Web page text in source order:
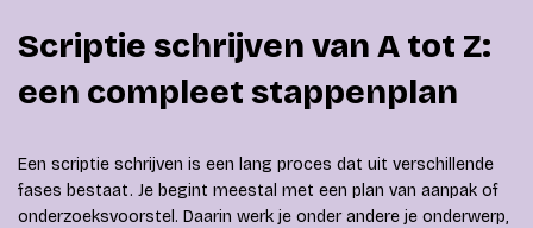
Scriptie schrijven van A tot Z:
een compleet stappenplan
Een scriptie schrijven is een lang proces dat uit verschillende
fases bestaat. Je begint meestal met een plan van aanpak of
onderzoeksvoorstel. Daarin werk je onder andere je onderwerp,